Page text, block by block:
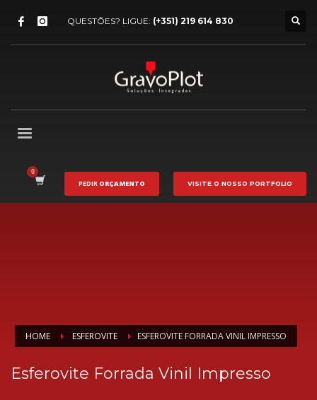
QUESTÕES? LIGUE: (+351) 219 614 830
PEDIR ORÇAMENTO VISITE O NOSSO PORTFOLIO
HOME ESFEROVITE ESFEROVITE FORRADA VINIL IMPRESSO
Esferovite Forrada Vinil Impresso